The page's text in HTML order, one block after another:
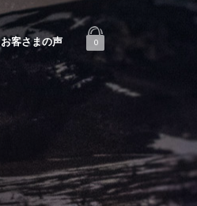
お客さまの声 0